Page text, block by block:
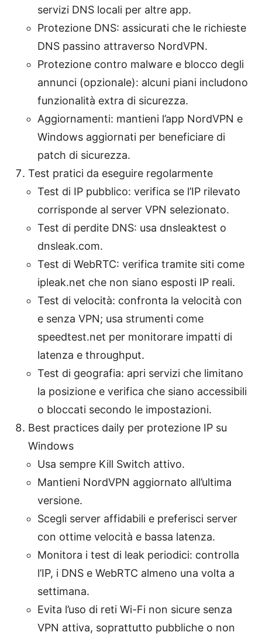
servizi DNS locali per altre app.
Protezione DNS: assicurati che le richieste
DNS passino attraverso NordVPN.
Protezione contro malware e blocco degli
annunci (opzionale): alcuni piani includono
funzionalità extra di sicurezza.
Aggiornamenti: mantieni l’app NordVPN e
Windows aggiornati per beneficiare di
patch di sicurezza.
Test pratici da eseguire regolarmente
Test di IP pubblico: verifica se l’IP rilevato
corrisponde al server VPN selezionato.
Test di perdite DNS: usa dnsleaktest o
dnsleak.com.
Test di WebRTC: verifica tramite siti come
ipleak.net che non siano esposti IP reali.
Test di velocità: confronta la velocità con
e senza VPN; usa strumenti come
speedtest.net per monitorare impatti di
latenza e throughput.
Test di geografia: apri servizi che limitano
la posizione e verifica che siano accessibili
o bloccati secondo le impostazioni.
Best practices daily per protezione IP su
Windows
Usa sempre Kill Switch attivo.
Mantieni NordVPN aggiornato all’ultima
versione.
Scegli server affidabili e preferisci server
con ottime velocità e bassa latenza.
Monitora i test di leak periodici: controlla
l’IP, i DNS e WebRTC almeno una volta a
settimana.
Evita l’uso di reti Wi-Fi non sicure senza
VPN attiva, soprattutto pubbliche o non